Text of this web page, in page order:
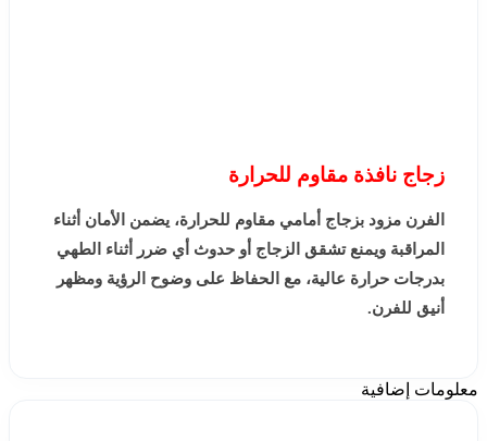
زجاج نافذة مقاوم للحرارة
الفرن مزود بزجاج أمامي مقاوم للحرارة، يضمن الأمان أثناء
المراقبة ويمنع تشقق الزجاج أو حدوث أي ضرر أثناء الطهي
بدرجات حرارة عالية، مع الحفاظ على وضوح الرؤية ومظهر
أنيق للفرن.
معلومات إضافية